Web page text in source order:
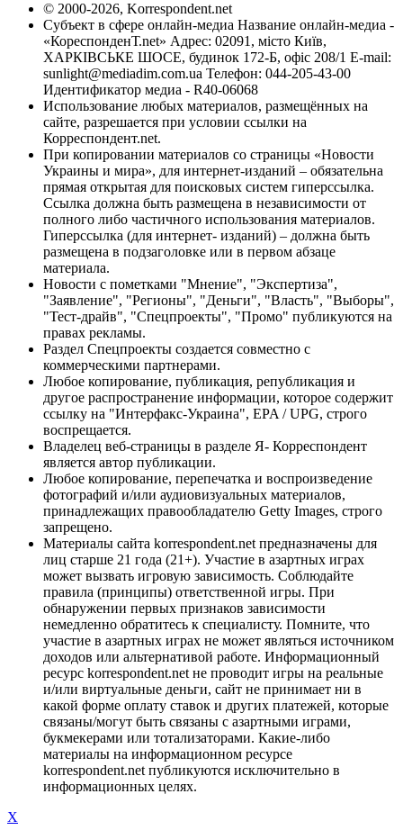
© 2000-2026, Korrespondent.net
Субъект в сфере онлайн-медиа Название онлайн-медиа -
«КореспонденТ.net» Адрес: 02091, місто Київ,
ХАРКІВСЬКЕ ШОСЕ, будинок 172-Б, офіс 208/1 E-mail:
sunlight@mediadim.com.ua Телефон: 044-205-43-00
Идентификатор медиа - R40-06068
Использование любых материалов, размещённых на
сайте, разрешается при условии ссылки на
Корреспондент.net.
При копировании материалов со страницы «Новости
Украины и мира», для интернет-изданий – обязательна
прямая открытая для поисковых систем гиперссылка.
Ссылка должна быть размещена в независимости от
полного либо частичного использования материалов.
Гиперссылка (для интернет- изданий) – должна быть
размещена в подзаголовке или в первом абзаце
материала.
Новости с пометками "Мнение", "Экспертиза",
"Заявление", "Регионы", "Деньги", "Власть", "Выборы",
"Тест-драйв", "Спецпроекты", "Промо" публикуются на
правах рекламы.
Раздел Спецпроекты создается совместно с
коммерческими партнерами.
Любое копирование, публикация, републикация и
другое распространение информации, которое содержит
ссылку на "Интерфакс-Украина", EPA / UPG, строго
воспрещается.
Владелец веб-страницы в разделе Я- Корреспондент
является автор публикации.
Любое копирование, перепечатка и воспроизведение
фотографий и/или аудиовизуальных материалов,
принадлежащих правообладателю Getty Images, строго
запрещено.
Материалы сайта korrespondent.net предназначены для
лиц старше 21 года (21+). Участие в азартных играх
может вызвать игровую зависимость. Соблюдайте
правила (принципы) ответственной игры. При
обнаружении первых признаков зависимости
немедленно обратитесь к специалисту. Помните, что
участие в азартных играх не может являться источником
доходов или альтернативой работе. Информационный
ресурс korrespondent.net не проводит игры на реальные
и/или виртуальные деньги, сайт не принимает ни в
какой форме оплату ставок и других платежей, которые
связаны/могут быть связаны с азартными играми,
букмекерами или тотализаторами. Какие-либо
материалы на информационном ресурсе
korrespondent.net публикуются исключительно в
информационных целях.
X